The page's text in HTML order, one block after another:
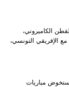
الكاميروني،
مع الإفريقي التونسي،
مباريات